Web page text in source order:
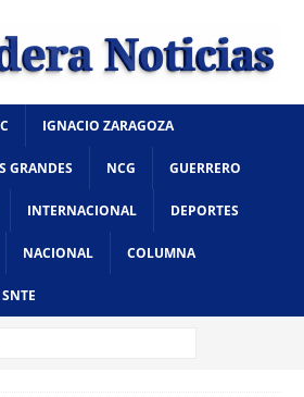
IGNACIO ZARAGOZA
GRANDES NCG GUERRERO
INTERNACIONAL DEPORTES
NACIONAL COLUMNA
SNTE